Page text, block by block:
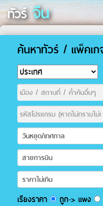
ทัวร์ จีน
ค้นหาทัวร์ / แพ็คเ
เรียงราคา ถูก-> แพง